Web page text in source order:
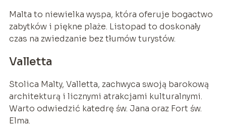
Malta to niewielka wyspa, która oferuje bogactwo
zabytków i piękne plaże. Listopad to doskonały
czas na zwiedzanie bez tłumów turystów.
Valletta
Stolica Malty, Valletta, zachwyca swoją barokową
architekturą i licznymi atrakcjami kulturalnymi.
Warto odwiedzić katedrę św. Jana oraz Fort św.
Elma.